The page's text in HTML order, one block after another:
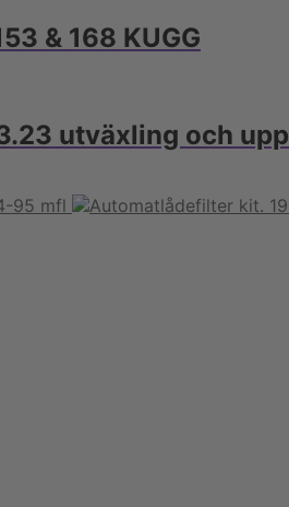
& 168 KUGG
utväxling och upp
95 mfl